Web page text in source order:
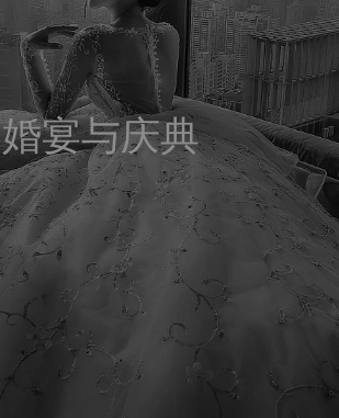
婚宴与庆典